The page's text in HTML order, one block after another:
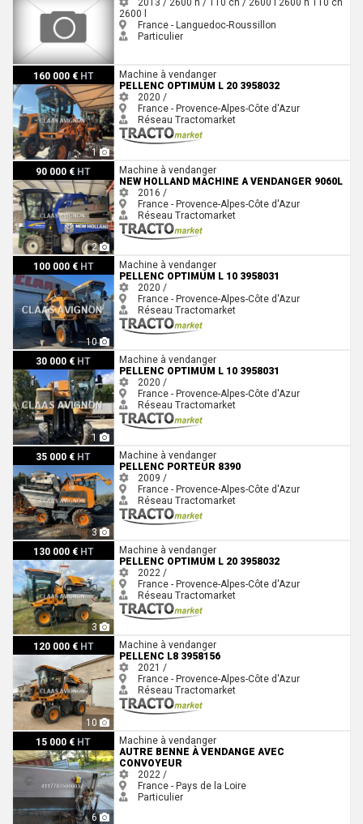
2013 / 2600 h / 110 ch / 2600 l 2600 h
110 ch
2600 l
France - Languedoc-Roussillon
Particulier
160 000 € HT
1
Pellenc OPTIMUM L 20 3958032Machine à vendanger
PELLENC OPTIMUM L 20 3958032
2020 /
France - Provence-Alpes-Côte d'Azur
Réseau Tractomarket
90 000 € HT
2
New Holland MACHINE A VENDANGER 9060L
Machine à vendanger
NEW HOLLAND MACHINE A VENDANGER 9060L
2016 /
France - Provence-Alpes-Côte d'Azur
Réseau Tractomarket
100 000 € HT
10
Pellenc OPTIMUM L 10 3958031Machine à vendanger
PELLENC OPTIMUM L 10 3958031
2020 /
France - Provence-Alpes-Côte d'Azur
Réseau Tractomarket
30 000 € HT
1
Pellenc OPTIMUM L 10 3958031Machine à vendanger
PELLENC OPTIMUM L 10 3958031
2020 /
France - Provence-Alpes-Côte d'Azur
Réseau Tractomarket
35 000 € HT
3
Pellenc PORTEUR 8390
Machine à vendanger
PELLENC PORTEUR 8390
2009 /
France - Provence-Alpes-Côte d'Azur
Réseau Tractomarket
130 000 € HT
3
Pellenc OPTIMUM L 20 3958032Machine à vendanger
PELLENC OPTIMUM L 20 3958032
2022 /
France - Provence-Alpes-Côte d'Azur
Réseau Tractomarket
120 000 € HT
10
Pellenc L8 3958156
Machine à vendanger
PELLENC L8 3958156
2021 /
France - Provence-Alpes-Côte d'Azur
Réseau Tractomarket
15 000 € HT
6
Autre benne à vendange avec convoyeur
Machine à vendanger
AUTRE BENNE À VENDANGE AVEC
CONVOYEUR
2022 /
France - Pays de la Loire
Particulier